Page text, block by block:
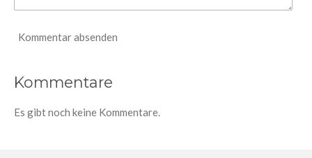
Kommentar absenden
Kommentare
Es gibt noch keine Kommentare.